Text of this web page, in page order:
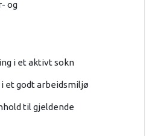
og
i et aktivt sokn
et godt arbeidsmiljø
til gjeldende